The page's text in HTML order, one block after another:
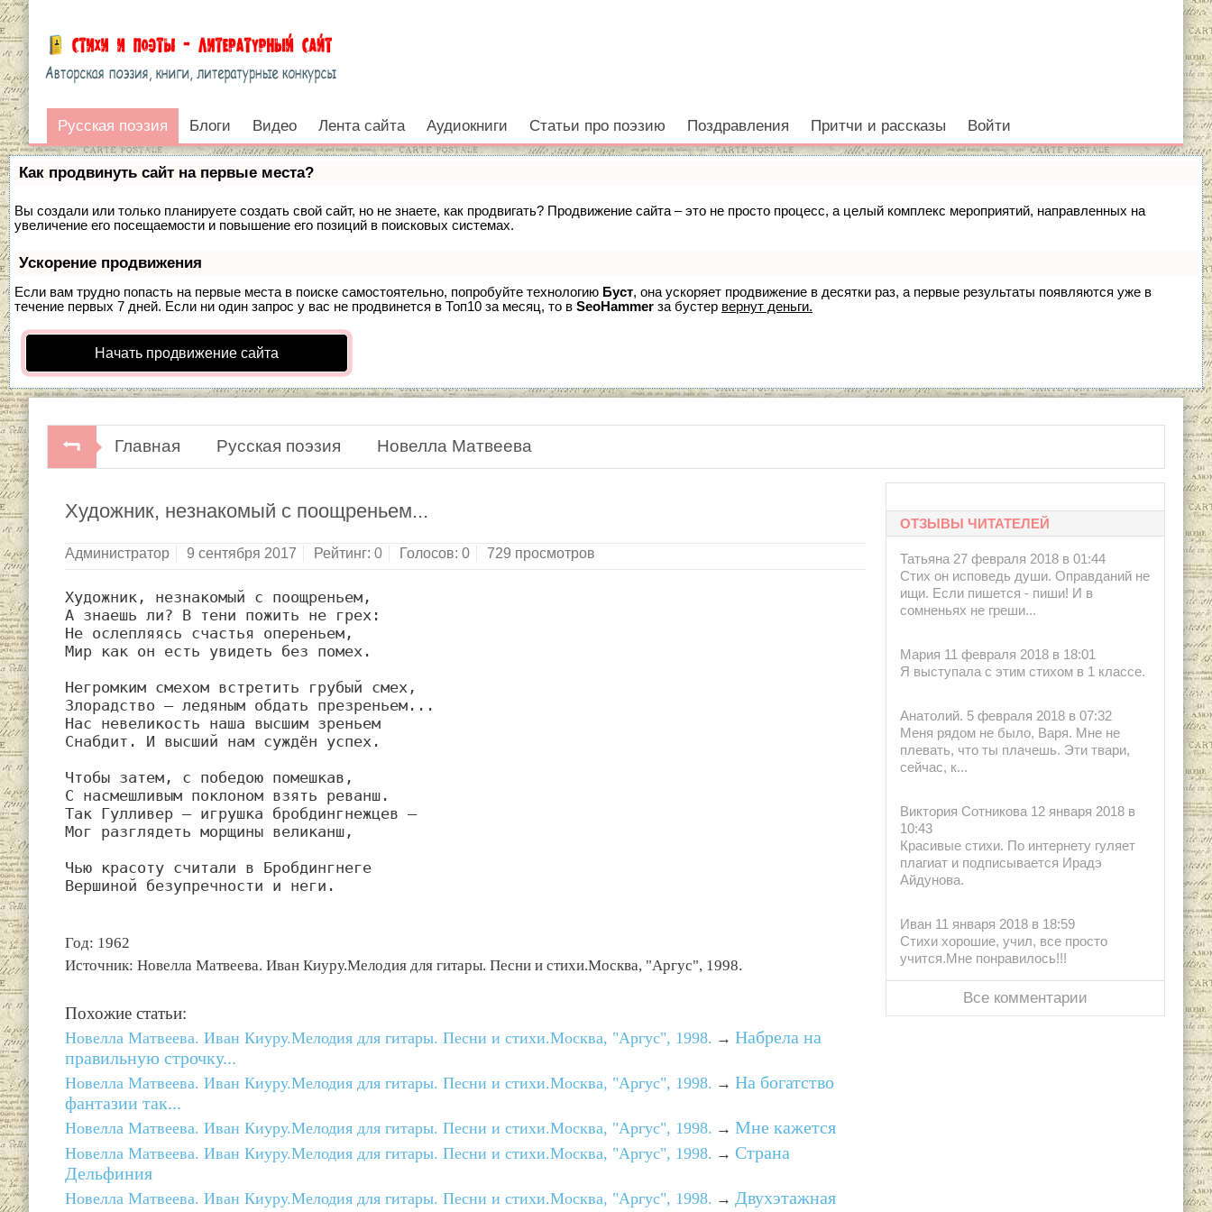
Русская поэзия
Войти
Русская поэзия Блоги Видео Лента сайта Аудиокниги Статьи про поэзию Поздравления Притчи и рассказы Войти
Как продвинуть сайт на первые места?
Вы создали или только планируете создать свой сайт, но не знаете, как продвигать? Продвижение сайта – это не просто процесс, а целый комплекс мероприятий, направленных на
увеличение его посещаемости и повышение его позиций в поисковых системах.
Ускорение продвижения
Если вам трудно попасть на первые места в поиске самостоятельно, попробуйте технологию Буст, она ускоряет продвижение в десятки раз, а первые результаты появляются уже в
течение первых 7 дней. Если ни один запрос у вас не продвинется в Топ10 за месяц, то в SeoHammer за бустер вернут деньги.
Начать продвижение сайта
Главная Русская поэзия Новелла Матвеева
Художник, незнакомый с поощреньем...
Администратор 9 сентября 2017 Рейтинг: 0 Голосов: 0 729 просмотров
Художник, незнакомый с поощреньем,
А знаешь ли? В тени пожить не грех:
Не ослепляясь счастья опереньем,
Мир как он есть увидеть без помех.
Негромким смехом встретить грубый смех,
Злорадство — ледяным обдать презреньем...
Нас невеликость наша высшим зреньем
Снабдит. И высший нам суждён успех.
Чтобы затем, с победою помешкав,
С насмешливым поклоном взять реванш.
Так Гулливер — игрушка бробдингнежцев —
Мог разглядеть морщины великанш,
Чью красоту считали в Бробдингнеге
Вершиной безупречности и неги.
Год: 1962
Источник: Новелла Матвеева. Иван Киуру.Мелодия для гитары. Песни и стихи.Москва, "Аргус", 1998.
Похожие статьи:
Новелла Матвеева. Иван Киуру.Мелодия для гитары. Песни и стихи.Москва, "Аргус", 1998. → Набрела на
правильную строчку...
Новелла Матвеева. Иван Киуру.Мелодия для гитары. Песни и стихи.Москва, "Аргус", 1998. → На богатство
фантазии так...
Новелла Матвеева. Иван Киуру.Мелодия для гитары. Песни и стихи.Москва, "Аргус", 1998. → Мне кажется
Новелла Матвеева. Иван Киуру.Мелодия для гитары. Песни и стихи.Москва, "Аргус", 1998. → Страна
Дельфиния
Новелла Матвеева. Иван Киуру.Мелодия для гитары. Песни и стихи.Москва, "Аргус", 1998. → Двухэтажная
ОТЗЫВЫ ЧИТАТЕЛЕЙ
Татьяна 27 февраля 2018 в 01:44
Стих он исповедь души. Оправданий не
ищи. Если пишется - пиши! И в
сомненьях не греши...
Мария 11 февраля 2018 в 18:01
Я выступала с этим стихом в 1 классе.
Анатолий. 5 февраля 2018 в 07:32
Меня рядом не было, Варя. Мне не
плевать, что ты плачешь. Эти твари,
сейчас, к...
Виктория Сотникова 12 января 2018 в
10:43
Красивые стихи. По интернету гуляет
плагиат и подписывается Ирадэ
Айдунова.
Иван 11 января 2018 в 18:59
Стихи хорошие, учил, все просто
учится.Мне понравилось!!!
Все комментарии